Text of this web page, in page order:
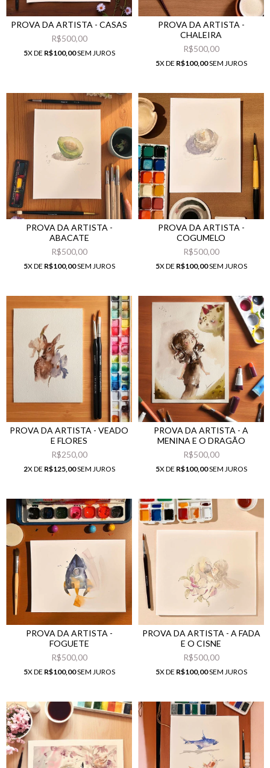
PROVA DA ARTISTA - CASAS
R$500,00
5X DE R$100,00SEM JUROS
PROVA DA ARTISTA -
CHALEIRA
R$500,00
5X DE R$100,00SEM JUROS
PROVA DA ARTISTA -
ABACATE
R$500,00
5X DE R$100,00SEM JUROS
PROVA DA ARTISTA -
COGUMELO
R$500,00
5X DE R$100,00SEM JUROS
PROVA DA ARTISTA - VEADO
E FLORES
R$250,00
2X DE R$125,00SEM JUROS
PROVA DA ARTISTA - A
MENINA E O DRAGÃO
R$500,00
5X DE R$100,00SEM JUROS
PROVA DA ARTISTA -
FOGUETE
R$500,00
5X DE R$100,00SEM JUROS
PROVA DA ARTISTA - A FADA
E O CISNE
R$500,00
5X DE R$100,00SEM JUROS